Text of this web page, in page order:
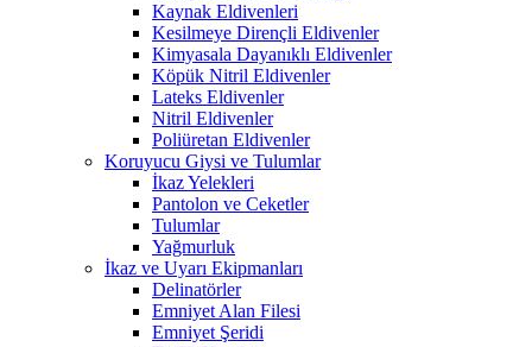
Kaynak Eldivenleri
Kesilmeye Dirençli Eldivenler
Kimyasala Dayanıklı Eldivenler
Köpük Nitril Eldivenler
Lateks Eldivenler
Nitril Eldivenler
Poliüretan Eldivenler
Koruyucu Giysi ve Tulumlar
İkaz Yelekleri
Pantolon ve Ceketler
Tulumlar
Yağmurluk
İkaz ve Uyarı Ekipmanları
Delinatörler
Emniyet Alan Filesi
Emniyet Şeridi